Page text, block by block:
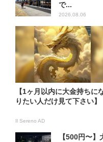
で...
2026.08.06
【1ヶ月以内に大金持ちに
りたい人だけ見て下さい】
Il Sereno AD
【500円〜